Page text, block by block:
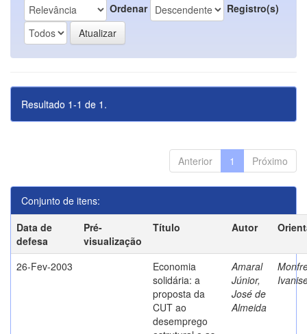
Ordenar Registro(s)
Resultado 1-1 de 1.
Anterior 1 Próximo
Conjunto de itens:
Data de
defesa
Pré-
visualização
Título Autor
26-Fev-2003
Economia
solidária: a
proposta da
CUT ao
desemprego
Amaral
Júnior,
José de
Almeida